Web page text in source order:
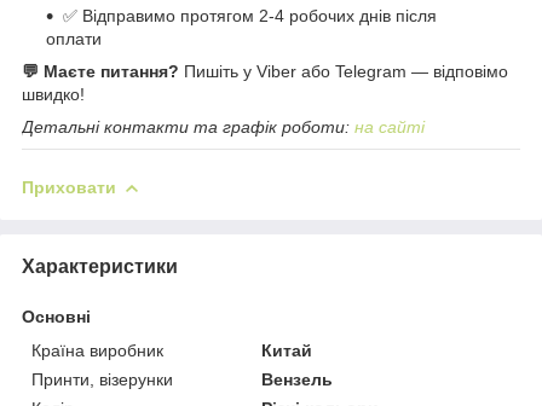
✅ Відправимо протягом 2-4 робочих днів після
оплати
💬 Маєте питання? Пишіть у Viber або Telegram — відповімо
швидко!
Детальні контакти та графік роботи: на сайті
Приховати
Характеристики
Основні
Країна виробник
Китай
Принти, візерунки
Вензель